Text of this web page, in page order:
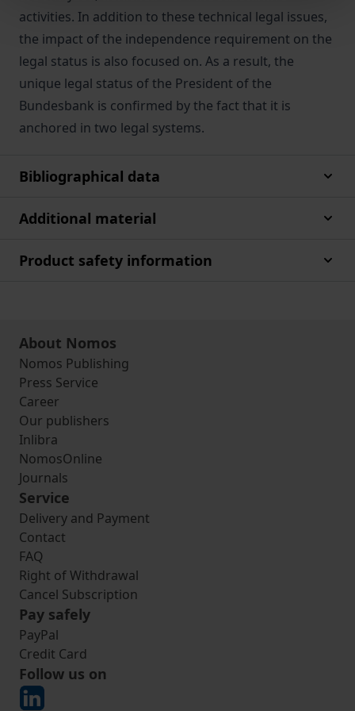
activities. In addition to these technical legal issues,
the impact of the independence requirement on the
legal status is also focused on. As a result, the
unique legal status of the President of the
Bundesbank is confirmed by the fact that it is
anchored in two legal systems.
Bibliographical data
Additional material
Product safety information
About Nomos
Nomos Publishing
Press Service
Career
Our publishers
Inlibra
NomosOnline
Journals
Service
Delivery and Payment
Contact
FAQ
Right of Withdrawal
Cancel Subscription
Pay safely
PayPal
Credit Card
Follow us on